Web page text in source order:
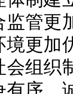
监管更
境更加
组织
序、